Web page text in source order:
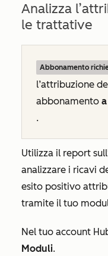
Analizza
le trattative
Abbonamento
l’attribuzione
abbonamento
.
Utilizza il report
analizzare i ricavi
esito positivo
tramite il tuo
Nel tuo account
Moduli.